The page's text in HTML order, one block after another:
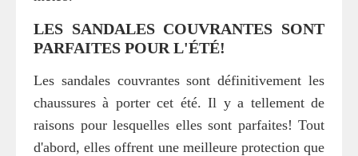
LES SANDALES COUVRANTES SONT
PARFAITES POUR L'ÉTÉ!
Les sandales couvrantes sont définitivement les
chaussures à porter cet été. Il y a tellement de
raisons pour lesquelles elles sont parfaites! Tout
d'abord, elles offrent une meilleure protection que